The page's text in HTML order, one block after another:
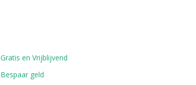
Gratis en Vrijblijvend
Bespaar geld